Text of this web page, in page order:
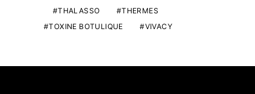
THALASSO
THERMES
TOXINE BOTULIQUE
VIVACY